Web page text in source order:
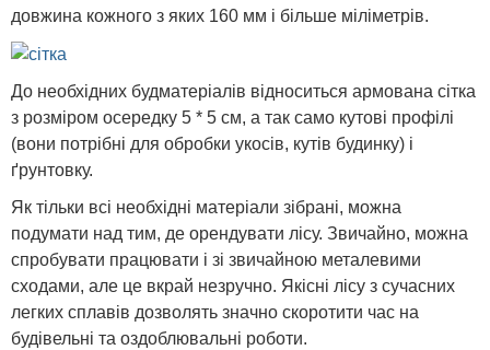
довжина кожного з яких 160 мм і більше міліметрів.
До необхідних будматеріалів відноситься армована сітка
з розміром осередку 5 * 5 см, а так само кутові профілі
(вони потрібні для обробки укосів, кутів будинку) і
ґрунтовку.
Як тільки всі необхідні матеріали зібрані, можна
подумати над тим, де орендувати лісу. Звичайно, можна
спробувати працювати і зі звичайною металевими
сходами, але це вкрай незручно. Якісні лісу з сучасних
легких сплавів дозволять значно скоротити час на
будівельні та оздоблювальні роботи.